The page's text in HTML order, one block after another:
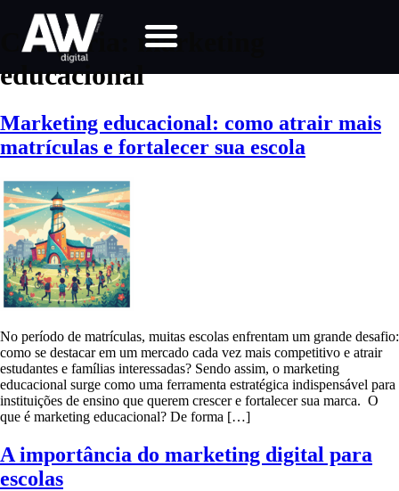
Categoria:
marketing
educacional
Marketing educacional: como atrair mais
matrículas e fortalecer sua escola
No período de matrículas, muitas escolas enfrentam um grande desafio:
como se destacar em um mercado cada vez mais competitivo e atrair
estudantes e famílias interessadas? Sendo assim, o marketing
educacional surge como uma ferramenta estratégica indispensável para
instituições de ensino que querem crescer e fortalecer sua marca. O
que é marketing educacional? De forma […]
A importância do marketing digital para
escolas